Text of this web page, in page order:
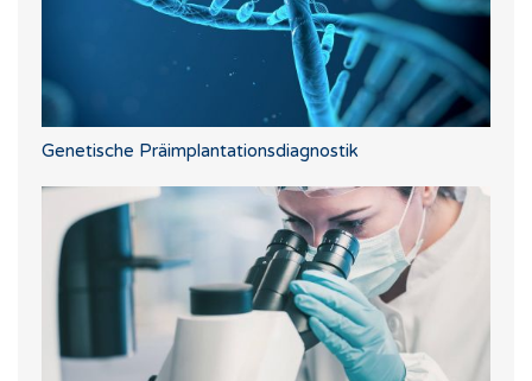
Genetische Präimplantationsdiagnostik